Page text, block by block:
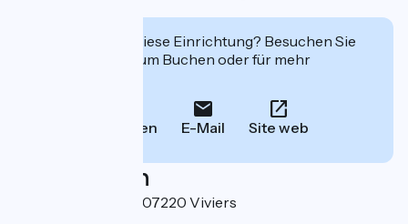
Interessiert Sie diese Einrichtung? Besuchen Sie
deren Website zum Buchen oder für mehr
Anrufen E-Mail Site web
Localisation
7 place de la plaine 07220 Viviers